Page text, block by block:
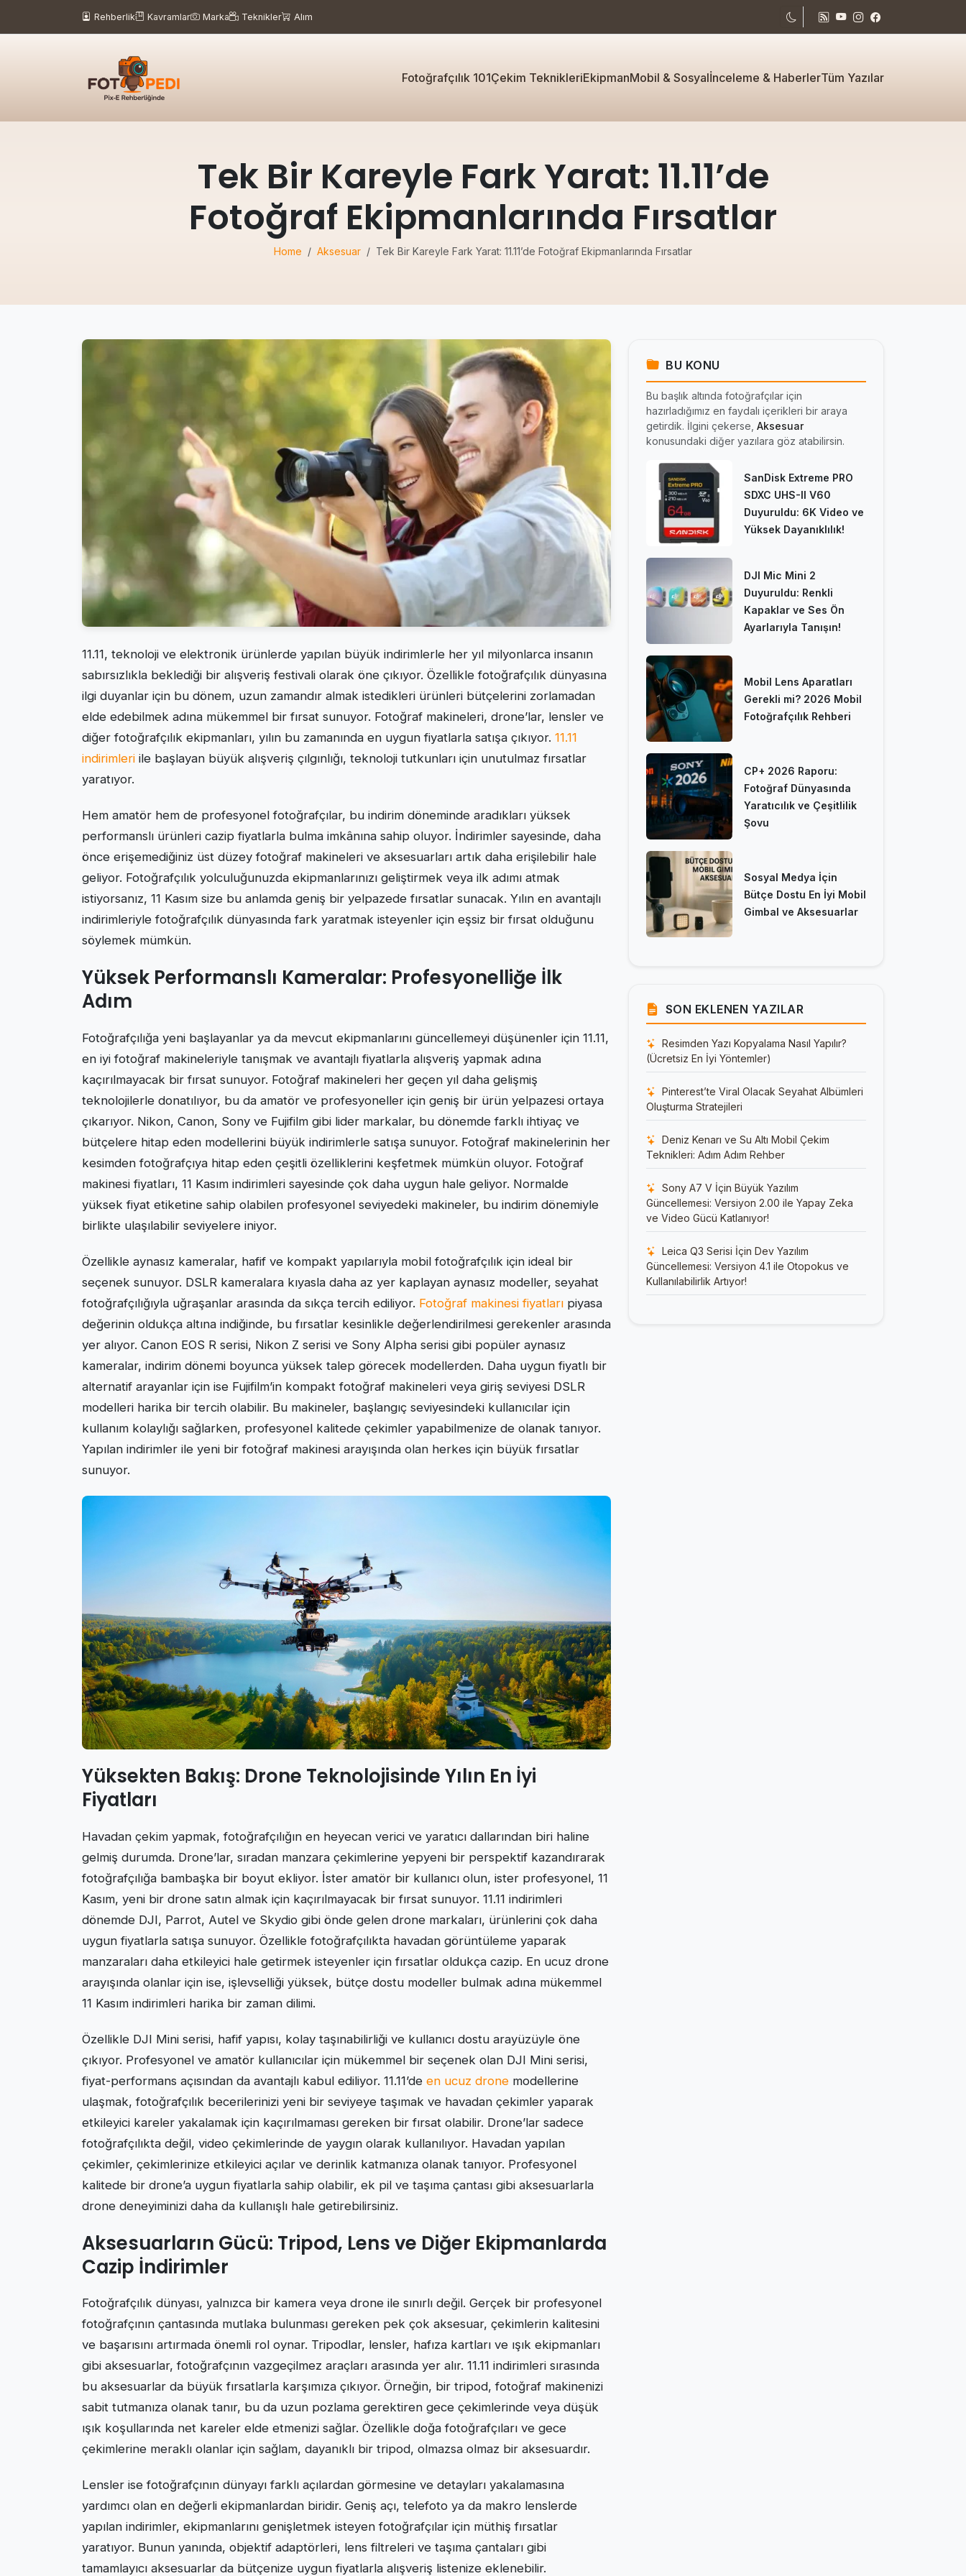
Rehberlik Kavramlar Marka Teknikler Alım
Fotoğrafçılık 101Çekim TeknikleriEkipmanMobil & Sosyalİnceleme & HaberlerTüm Yazılar
Tek Bir Kareyle Fark Yarat: 11.11’de
Fotoğraf Ekipmanlarında Fırsatlar
Home Aksesuar Tek Bir Kareyle Fark Yarat: 11.11’de Fotoğraf Ekipmanlarında Fırsatlar
11.11, teknoloji ve elektronik ürünlerde yapılan büyük indirimlerle her yıl milyonlarca insanın
sabırsızlıkla beklediği bir alışveriş festivali olarak öne çıkıyor. Özellikle fotoğrafçılık dünyasına
ilgi duyanlar için bu dönem, uzun zamandır almak istedikleri ürünleri bütçelerini zorlamadan
elde edebilmek adına mükemmel bir fırsat sunuyor. Fotoğraf makineleri, drone’lar, lensler ve
diğer fotoğrafçılık ekipmanları, yılın bu zamanında en uygun fiyatlarla satışa çıkıyor. 11.11
indirimleri ile başlayan büyük alışveriş çılgınlığı, teknoloji tutkunları için unutulmaz fırsatlar
yaratıyor.
Hem amatör hem de profesyonel fotoğrafçılar, bu indirim döneminde aradıkları yüksek
performanslı ürünleri cazip fiyatlarla bulma imkânına sahip oluyor. İndirimler sayesinde, daha
önce erişemediğiniz üst düzey fotoğraf makineleri ve aksesuarları artık daha erişilebilir hale
geliyor. Fotoğrafçılık yolculuğunuzda ekipmanlarınızı geliştirmek veya ilk adımı atmak
istiyorsanız, 11 Kasım size bu anlamda geniş bir yelpazede fırsatlar sunacak. Yılın en avantajlı
indirimleriyle fotoğrafçılık dünyasında fark yaratmak isteyenler için eşsiz bir fırsat olduğunu
söylemek mümkün.
Yüksek Performanslı Kameralar: Profesyonelliğe İlk
Adım
Fotoğrafçılığa yeni başlayanlar ya da mevcut ekipmanlarını güncellemeyi düşünenler için 11.11,
en iyi fotoğraf makineleriyle tanışmak ve avantajlı fiyatlarla alışveriş yapmak adına
kaçırılmayacak bir fırsat sunuyor. Fotoğraf makineleri her geçen yıl daha gelişmiş
teknolojilerle donatılıyor, bu da amatör ve profesyoneller için geniş bir ürün yelpazesi ortaya
çıkarıyor. Nikon, Canon, Sony ve Fujifilm gibi lider markalar, bu dönemde farklı ihtiyaç ve
bütçelere hitap eden modellerini büyük indirimlerle satışa sunuyor. Fotoğraf makinelerinin her
kesimden fotoğrafçıya hitap eden çeşitli özelliklerini keşfetmek mümkün oluyor. Fotoğraf
makinesi fiyatları, 11 Kasım indirimleri sayesinde çok daha uygun hale geliyor. Normalde
yüksek fiyat etiketine sahip olabilen profesyonel seviyedeki makineler, bu indirim dönemiyle
birlikte ulaşılabilir seviyelere iniyor.
Özellikle aynasız kameralar, hafif ve kompakt yapılarıyla mobil fotoğrafçılık için ideal bir
seçenek sunuyor. DSLR kameralara kıyasla daha az yer kaplayan aynasız modeller, seyahat
fotoğrafçılığıyla uğraşanlar arasında da sıkça tercih ediliyor. Fotoğraf makinesi fiyatları piyasa
değerinin oldukça altına indiğinde, bu fırsatlar kesinlikle değerlendirilmesi gerekenler arasında
yer alıyor. Canon EOS R serisi, Nikon Z serisi ve Sony Alpha serisi gibi popüler aynasız
kameralar, indirim dönemi boyunca yüksek talep görecek modellerden. Daha uygun fiyatlı bir
alternatif arayanlar için ise Fujifilm’in kompakt fotoğraf makineleri veya giriş seviyesi DSLR
modelleri harika bir tercih olabilir. Bu makineler, başlangıç seviyesindeki kullanıcılar için
kullanım kolaylığı sağlarken, profesyonel kalitede çekimler yapabilmenize de olanak tanıyor.
Yapılan indirimler ile yeni bir fotoğraf makinesi arayışında olan herkes için büyük fırsatlar
sunuyor.
Yüksekten Bakış: Drone Teknolojisinde Yılın En İyi
Fiyatları
Havadan çekim yapmak, fotoğrafçılığın en heyecan verici ve yaratıcı dallarından biri haline
gelmiş durumda. Drone’lar, sıradan manzara çekimlerine yepyeni bir perspektif kazandırarak
fotoğrafçılığa bambaşka bir boyut ekliyor. İster amatör bir kullanıcı olun, ister profesyonel, 11
Kasım, yeni bir drone satın almak için kaçırılmayacak bir fırsat sunuyor. 11.11 indirimleri
dönemde DJI, Parrot, Autel ve Skydio gibi önde gelen drone markaları, ürünlerini çok daha
uygun fiyatlarla satışa sunuyor. Özellikle fotoğrafçılıkta havadan görüntüleme yaparak
manzaraları daha etkileyici hale getirmek isteyenler için fırsatlar oldukça cazip. En ucuz drone
arayışında olanlar için ise, işlevselliği yüksek, bütçe dostu modeller bulmak adına mükemmel
11 Kasım indirimleri harika bir zaman dilimi.
Özellikle DJI Mini serisi, hafif yapısı, kolay taşınabilirliği ve kullanıcı dostu arayüzüyle öne
çıkıyor. Profesyonel ve amatör kullanıcılar için mükemmel bir seçenek olan DJI Mini serisi,
fiyat-performans açısından da avantajlı kabul ediliyor. 11.11’de en ucuz drone modellerine
ulaşmak, fotoğrafçılık becerilerinizi yeni bir seviyeye taşımak ve havadan çekimler yaparak
etkileyici kareler yakalamak için kaçırılmaması gereken bir fırsat olabilir. Drone’lar sadece
fotoğrafçılıkta değil, video çekimlerinde de yaygın olarak kullanılıyor. Havadan yapılan
çekimler, çekimlerinize etkileyici açılar ve derinlik katmanıza olanak tanıyor. Profesyonel
kalitede bir drone’a uygun fiyatlarla sahip olabilir, ek pil ve taşıma çantası gibi aksesuarlarla
drone deneyiminizi daha da kullanışlı hale getirebilirsiniz.
Aksesuarların Gücü: Tripod, Lens ve Diğer Ekipmanlarda
Cazip İndirimler
Fotoğrafçılık dünyası, yalnızca bir kamera veya drone ile sınırlı değil. Gerçek bir profesyonel
fotoğrafçının çantasında mutlaka bulunması gereken pek çok aksesuar, çekimlerin kalitesini
ve başarısını artırmada önemli rol oynar. Tripodlar, lensler, hafıza kartları ve ışık ekipmanları
gibi aksesuarlar, fotoğrafçının vazgeçilmez araçları arasında yer alır. 11.11 indirimleri sırasında
bu aksesuarlar da büyük fırsatlarla karşımıza çıkıyor. Örneğin, bir tripod, fotoğraf makinenizi
sabit tutmanıza olanak tanır, bu da uzun pozlama gerektiren gece çekimlerinde veya düşük
ışık koşullarında net kareler elde etmenizi sağlar. Özellikle doğa fotoğrafçıları ve gece
çekimlerine meraklı olanlar için sağlam, dayanıklı bir tripod, olmazsa olmaz bir aksesuardır.
Lensler ise fotoğrafçının dünyayı farklı açılardan görmesine ve detayları yakalamasına
yardımcı olan en değerli ekipmanlardan biridir. Geniş açı, telefoto ya da makro lenslerde
yapılan indirimler, ekipmanlarını genişletmek isteyen fotoğrafçılar için müthiş fırsatlar
yaratıyor. Bunun yanında, objektif adaptörleri, lens filtreleri ve taşıma çantaları gibi
tamamlayıcı aksesuarlar da bütçenize uygun fiyatlarla alışveriş listenize eklenebilir.
BU KONU
Bu başlık altında fotoğrafçılar için
hazırladığımız en faydalı içerikleri bir araya
getirdik. İlgini çekerse, Aksesuar
konusundaki diğer yazılara göz atabilirsin.
SanDisk Extreme PRO
SDXC UHS-II V60
Duyuruldu: 6K Video ve
Yüksek Dayanıklılık!
DJI Mic Mini 2
Duyuruldu: Renkli
Kapaklar ve Ses Ön
Ayarlarıyla Tanışın!
Mobil Lens Aparatları
Gerekli mi? 2026 Mobil
Fotoğrafçılık Rehberi
CP+ 2026 Raporu:
Fotoğraf Dünyasında
Yaratıcılık ve Çeşitlilik
Şovu
Sosyal Medya İçin
Bütçe Dostu En İyi Mobil
Gimbal ve Aksesuarlar
SON EKLENEN YAZILAR
Resimden Yazı Kopyalama Nasıl Yapılır?
(Ücretsiz En İyi Yöntemler)
Pinterest’te Viral Olacak Seyahat Albümleri
Oluşturma Stratejileri
Deniz Kenarı ve Su Altı Mobil Çekim
Teknikleri: Adım Adım Rehber
Sony A7 V İçin Büyük Yazılım
Güncellemesi: Versiyon 2.00 ile Yapay Zeka
ve Video Gücü Katlanıyor!
Leica Q3 Serisi İçin Dev Yazılım
Güncellemesi: Versiyon 4.1 ile Otopokus ve
Kullanılabilirlik Artıyor!